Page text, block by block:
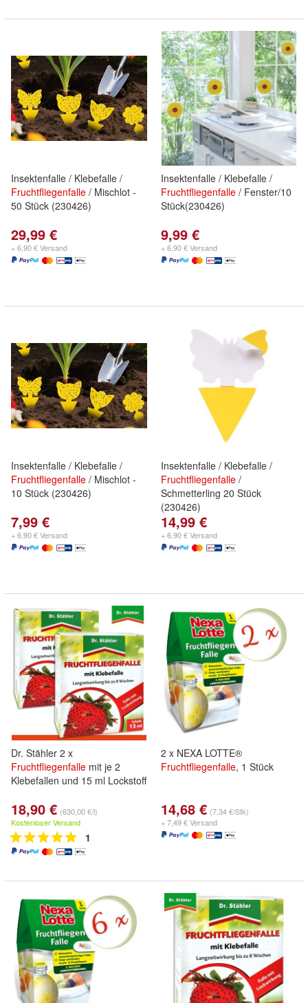
Insektenfalle / Klebefalle /
Fruchtfliegenfalle / Mischlot -
50 Stück (230426)
29,99 €
+ 6,90 € Versand
Insektenfalle / Klebefalle /
Fruchtfliegenfalle / Fenster/10
Stück(230426)
9,99 €
+ 6,90 € Versand
Insektenfalle / Klebefalle /
Fruchtfliegenfalle / Mischlot -
10 Stück (230426)
7,99 €
+ 6,90 € Versand
Insektenfalle / Klebefalle /
Fruchtfliegenfalle /
Schmetterling 20 Stück
(230426)
14,99 €
+ 6,90 € Versand
Dr. Stähler 2 x
Fruchtfliegenfalle mit je 2
Klebefallen und 15 ml Lockstoff
18,90 € (630,00 €/l)
Kostenloser Versand
1
2 x NEXA LOTTE®
Fruchtfliegenfalle, 1 Stück
14,68 € (7,34 €/Stk)
+ 7,49 € Versand